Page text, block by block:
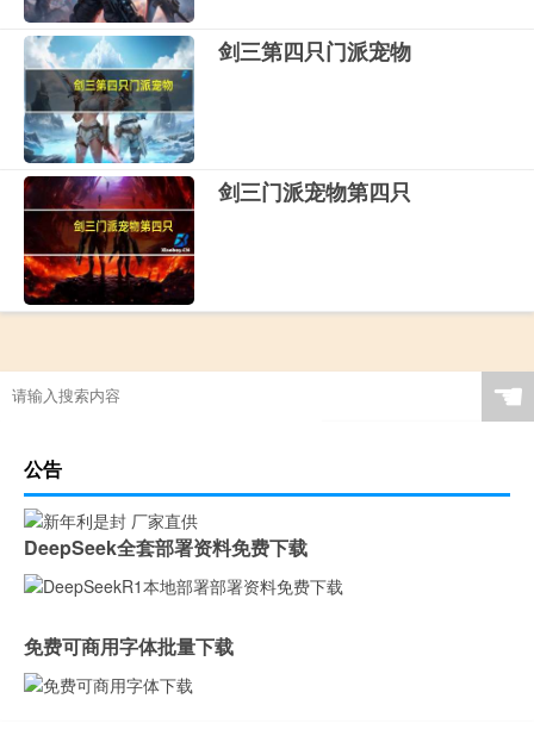
剑三第四只门派宠物
剑三门派宠物第四只
☚
公告
DeepSeek全套部署资料免费下载
免费可商用字体批量下载